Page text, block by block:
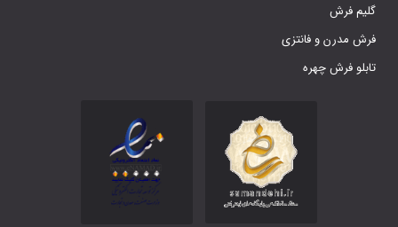
گلیم فرش
فرش مدرن و فانتزی
تابلو فرش چهره